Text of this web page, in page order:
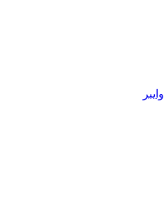
وایبر